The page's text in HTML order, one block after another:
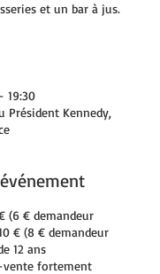
et un bar à jus.
19:30
Président Kennedy,
(6 € demandeur
€ (8 € demandeur
12 ans
vente fortement